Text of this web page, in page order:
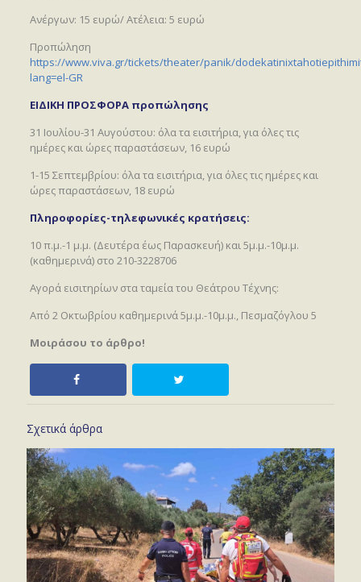
Ανέργων: 15 ευρώ/ Ατέλεια: 5 ευρώ
Προπώληση
https://www.viva.gr/tickets/theater/panik/
lang=el-GR
ΕΙΔΙΚΗ ΠΡΟΣΦΟΡΑ προπώλησης
31 Ιουλίου-31 Αυγούστου: όλα τα εισιτήρια, για όλες τις
ημέρες και ώρες παραστάσεων, 16 ευρώ
1-15 Σεπτεμβρίου: όλα τα εισιτήρια, για όλες τις ημέρες και
ώρες παραστάσεων, 18 ευρώ
Πληροφορίες-τηλεφωνικές κρατήσεις:
10 π.μ.-1 μ.μ. (Δευτέρα έως Παρασκευή) και 5μ.μ.-10μ.μ.
(καθημερινά) στο 210-3228706
Αγορά εισιτηρίων στα ταμεία του Θεάτρου Τέχνης:
Από 2 Οκτωβρίου καθημερινά 5μ.μ.-10μ.μ., Πεσμαζόγλου 5
Μοιράσου το άρθρο!
Σχετικά άρθρα